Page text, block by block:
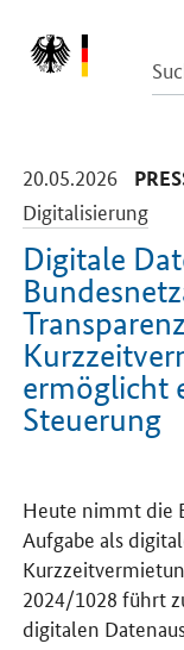
20.05.2026 -
Digitalisierung
Digitale
ermöglicht
Steuerung
Heute nimmt die
Aufgabe als
2024/1028 führt
digitalen